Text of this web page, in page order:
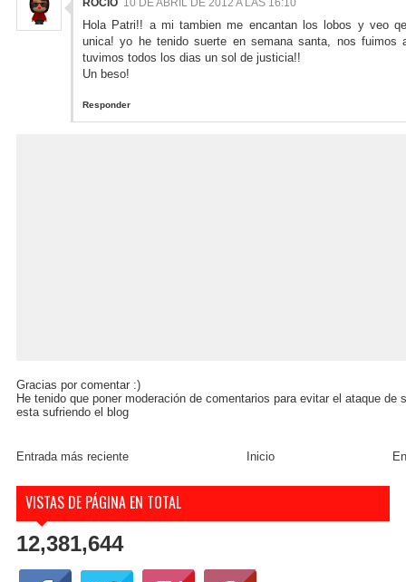
Hola Patri!! a mi tambien me encantan los lobos y veo
unica! yo he tenido suerte en semana santa, nos fuimos
tuvimos todos los dias un sol de justicia!!
Un beso!
Responder
Gracias por comentar :)
He tenido que poner moderación de comentarios para evitar el ataque de
esta sufriendo el blog
Entrada más reciente Inicio
VISTAS DE PÁGINA EN TOTAL
12,381,644